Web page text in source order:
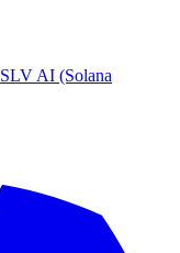
SLV AI (Solana